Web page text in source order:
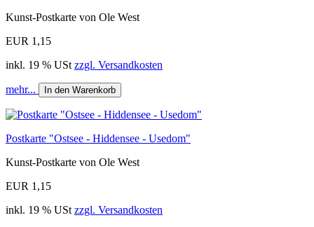
Kunst-Postkarte von Ole West
EUR 1,15
inkl. 19 % USt zzgl. Versandkosten
mehr... In den Warenkorb
Postkarte "Ostsee - Hiddensee - Usedom"
Kunst-Postkarte von Ole West
EUR 1,15
inkl. 19 % USt zzgl. Versandkosten